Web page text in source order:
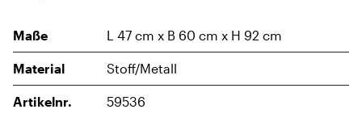
Maße L 47 cm x B 60 cm x H 92 cm
Material Stoff/Metall
Artikelnr. 59536